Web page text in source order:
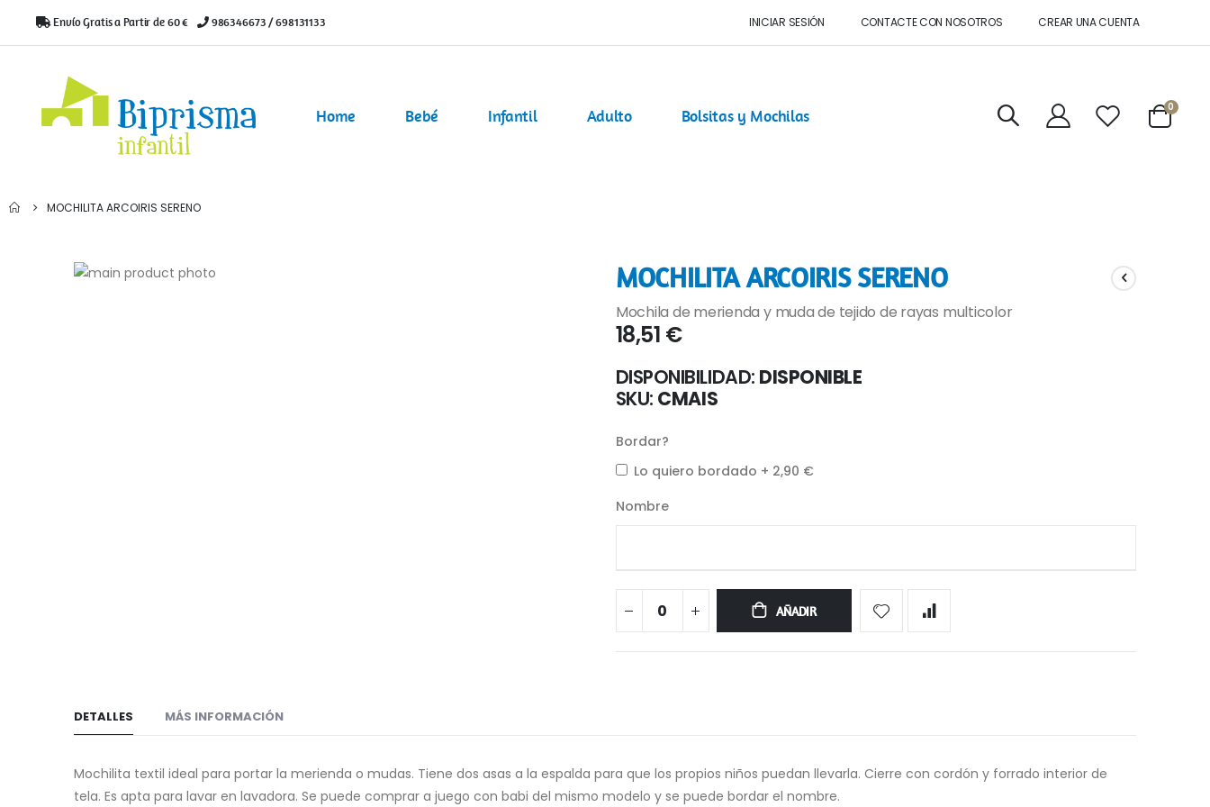
Envío Gratis a Partir de 60 € 986346673 / 698131133 INICIAR SESIÓN CONTACTE CON NOSOTROS CREAR UNA CUENTA
Home Bebé Infantil Adulto Bolsitas y Mochilas
Cart
0
MOCHILITA ARCOIRIS SERENO
Saltar
MOCHILITA ARCOIRIS SERENO
Mochila de merienda y muda de tejido de rayas multicolor
18,51 €
DISPONIBILIDAD: DISPONIBLE
SKU CMAIS
Bordar?
Lo quiero bordado + 2,90 €
Nombre
AÑADIR
DETALLES
Mochilita textil ideal para portar la merienda o mudas. Tiene dos asas a la espalda para que los propios niños puedan llevarla. Cierre con cordón y forrado interior de
tela. Es apta para lavar en lavadora. Se puede comprar a juego con babi del mismo modelo y se puede bordar el nombre.
MÁS INFORMACIÓN